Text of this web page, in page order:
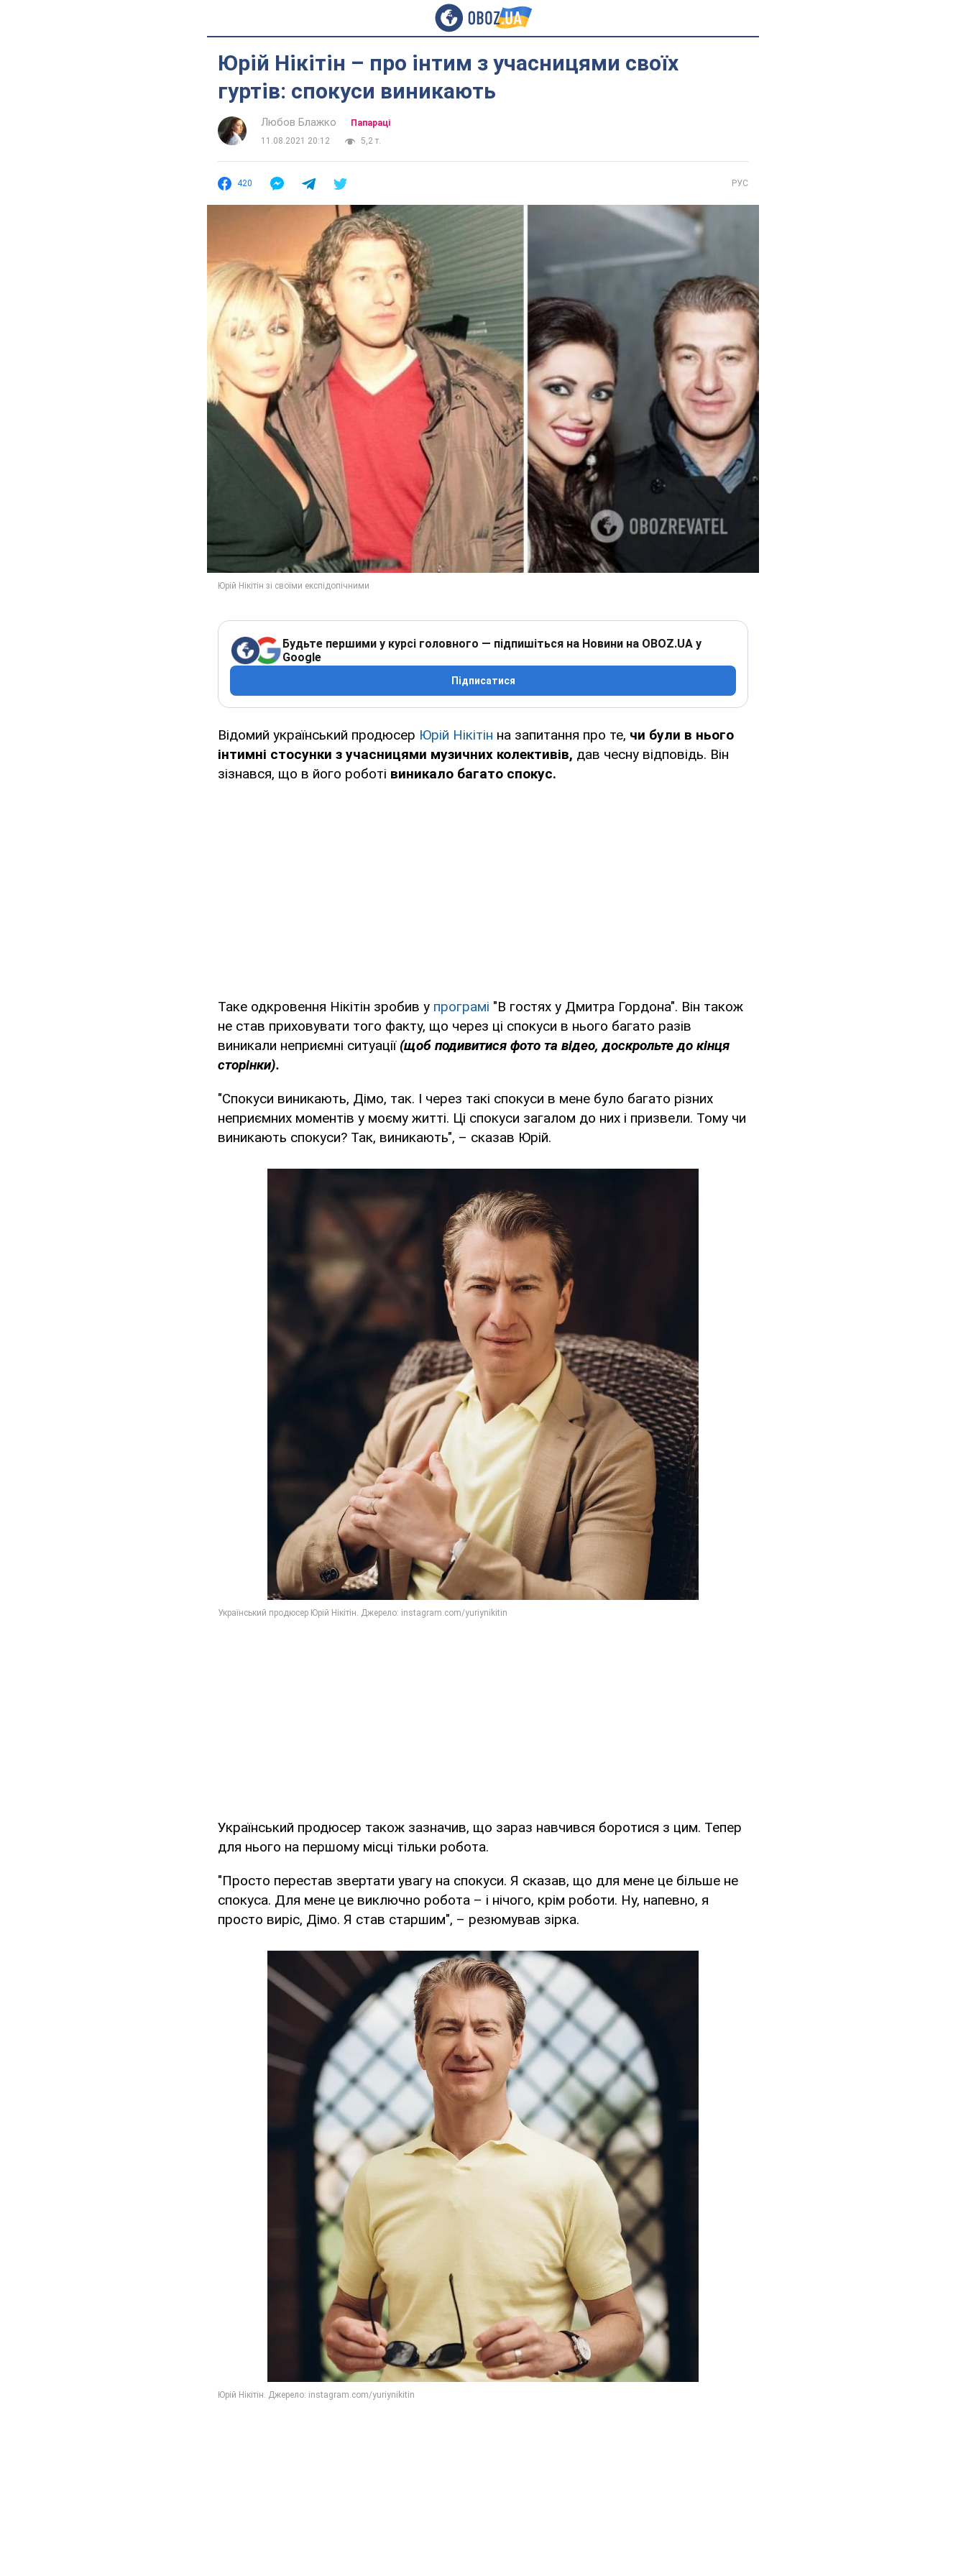
Юрій Нікітін – про інтим з учасницями своїх
гуртів: спокуси виникають
Любов Блажко
Папараці
11.08.2021 20:12
5,2 т.
420 РУС
Будьте першими у курсі головного — підпишіться на Новини на OBOZ.UA у
Google
Підписатися
Відомий український продюсер Юрій Нікітін на запитання про те, чи були в нього
інтимні стосунки з учасницями музичних колективів, дав чесну відповідь. Він
зізнався, що в його роботі виникало багато спокус.
Таке одкровення Нікітін зробив у програмі "В гостях у Дмитра Гордона". Він також
не став приховувати того факту, що через ці спокуси в нього багато разів
виникали неприємні ситуації (щоб подивитися фото та відео, доскрольте до кінця
сторінки).
"Спокуси виникають, Дімо, так. І через такі спокуси в мене було багато різних
неприємних моментів у моєму житті. Ці спокуси загалом до них і призвели. Тому чи
виникають спокуси? Так, виникають", – сказав Юрій.
Український продюсер також зазначив, що зараз навчився боротися з цим. Тепер
для нього на першому місці тільки робота.
"Просто перестав звертати увагу на спокуси. Я сказав, що для мене це більше не
спокуса. Для мене це виключно робота – і нічого, крім роботи. Ну, напевно, я
просто виріс, Дімо. Я став старшим", – резюмував зірка.